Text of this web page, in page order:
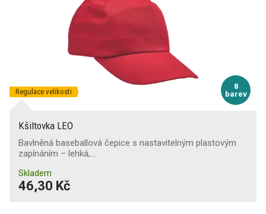
8
barev
Regulace velikosti
Kšiltovka LEO
Bavlněná baseballová čepice s nastavitelným plastovým
zapínáním – lehká,…
Skladem
46,30 Kč